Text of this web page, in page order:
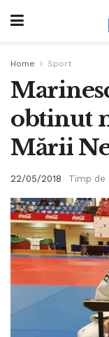
Home Sport
obtinut
Mării
22/05/2018 Timp de